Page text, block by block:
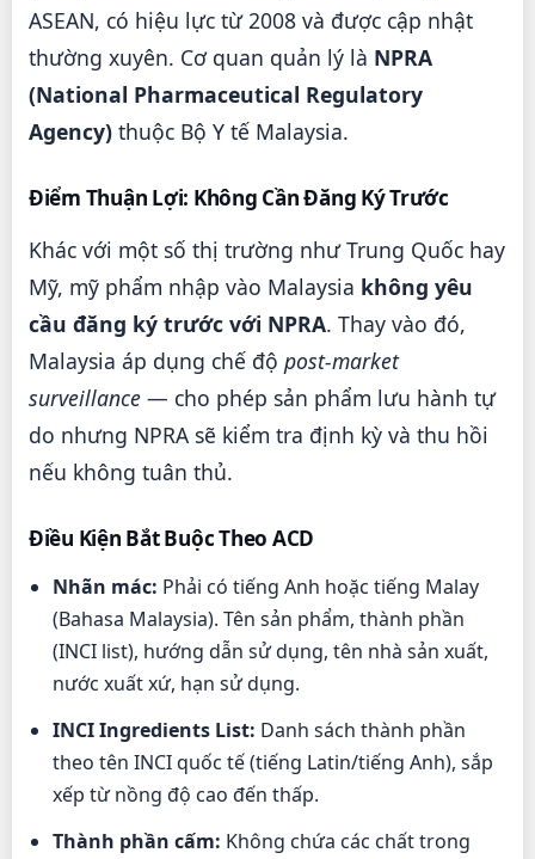
ASEAN, có hiệu lực từ 2008 và được cập nhật
thường xuyên. Cơ quan quản lý là NPRA
(National Pharmaceutical Regulatory
Agency) thuộc Bộ Y tế Malaysia.
Điểm Thuận Lợi: Không Cần Đăng Ký Trước
Khác với một số thị trường như Trung Quốc hay
Mỹ, mỹ phẩm nhập vào Malaysia không yêu
cầu đăng ký trước với NPRA. Thay vào đó,
Malaysia áp dụng chế độ post-market
surveillance — cho phép sản phẩm lưu hành tự
do nhưng NPRA sẽ kiểm tra định kỳ và thu hồi
nếu không tuân thủ.
Điều Kiện Bắt Buộc Theo ACD
Nhãn mác: Phải có tiếng Anh hoặc tiếng Malay
(Bahasa Malaysia). Tên sản phẩm, thành phần
(INCI list), hướng dẫn sử dụng, tên nhà sản xuất,
nước xuất xứ, hạn sử dụng.
INCI Ingredients List: Danh sách thành phần
theo tên INCI quốc tế (tiếng Latin/tiếng Anh), sắp
xếp từ nồng độ cao đến thấp.
Thành phần cấm: Không chứa các chất trong